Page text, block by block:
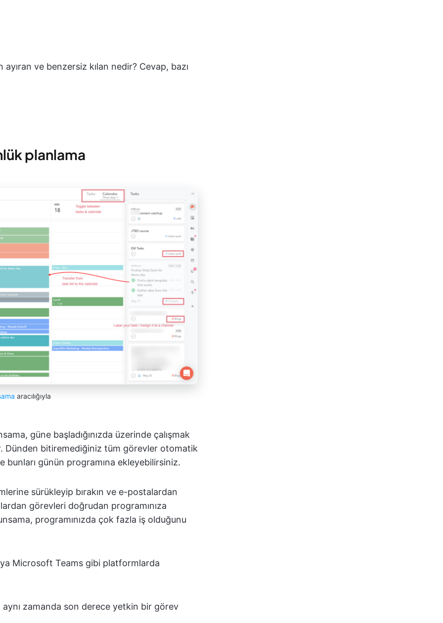
ve benzersiz kılan nedir? Cevap, bazı
planlama
aracılığıyla
güne başladığınızda üzerinde çalışmak
Dünden bitiremediğiniz tüm görevler otomatik
bunları günün programına ekleyebilirsiniz.
sürükleyip bırakın ve e-postalardan
görevleri doğrudan programınıza
programınızda çok fazla iş olduğunu
Microsoft Teams gibi platformlarda
aynı zamanda son derece yetkin bir görev